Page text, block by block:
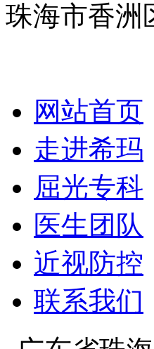
珠海市香洲
网站首页
走进希玛
屈光专科
医生团队
近视防控
联系我们